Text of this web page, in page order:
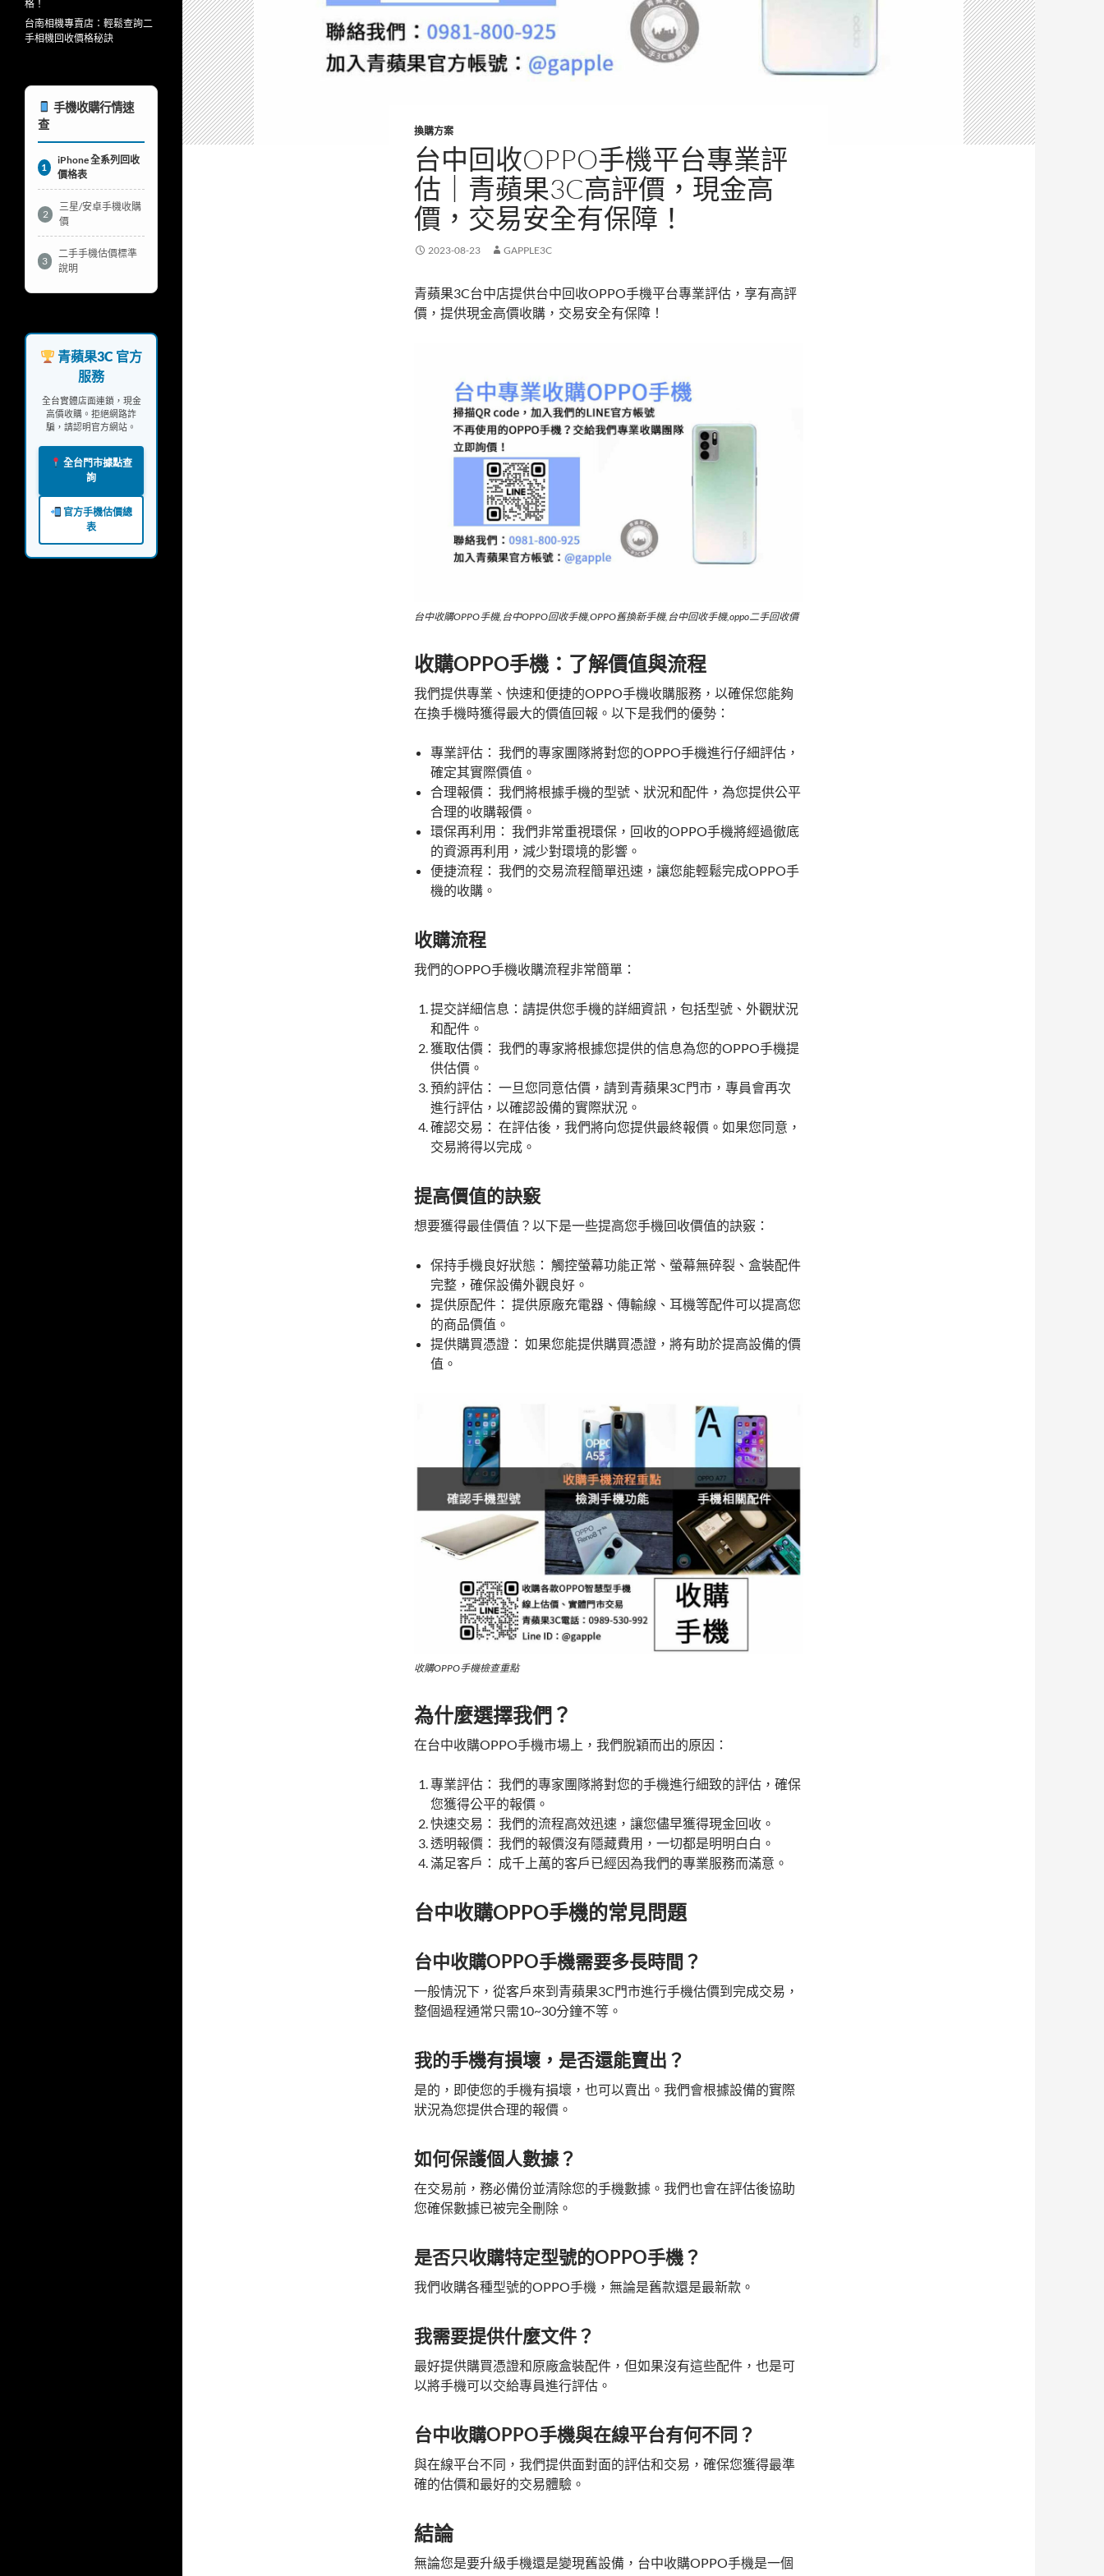
換購方案
台中回收OPPO手機平台專業評
估｜青蘋果3C高評價，現金高
價，交易安全有保障！
2023-08-23 GAPPLE3C
青蘋果3C台中店提供台中回收OPPO手機平台專業評估，享有高評
價，提供現金高價收購，交易安全有保障！
台中收購OPPO手機,台中OPPO回收手機,OPPO舊換新手機,台中回收手機,oppo二手回收價
收購OPPO手機：了解價值與流程
我們提供專業、快速和便捷的OPPO手機收購服務，以確保您能夠
在換手機時獲得最大的價值回報。以下是我們的優勢：
專業評估： 我們的專家團隊將對您的OPPO手機進行仔細評估，
確定其實際價值。
合理報價： 我們將根據手機的型號、狀況和配件，為您提供公平
合理的收購報價。
環保再利用： 我們非常重視環保，回收的OPPO手機將經過徹底
的資源再利用，減少對環境的影響。
便捷流程： 我們的交易流程簡單迅速，讓您能輕鬆完成OPPO手
機的收購。
收購流程
我們的OPPO手機收購流程非常簡單：
提交詳細信息：請提供您手機的詳細資訊，包括型號、外觀狀況
和配件。
獲取估價： 我們的專家將根據您提供的信息為您的OPPO手機提
供估價。
預約評估： 一旦您同意估價，請到青蘋果3C門市，專員會再次
進行評估，以確認設備的實際狀況。
確認交易： 在評估後，我們將向您提供最終報價。如果您同意，
交易將得以完成。
提高價值的訣竅
想要獲得最佳價值？以下是一些提高您手機回收價值的訣竅：
保持手機良好狀態： 觸控螢幕功能正常、螢幕無碎裂、盒裝配件
完整，確保設備外觀良好。
提供原配件： 提供原廠充電器、傳輸線、耳機等配件可以提高您
的商品價值。
提供購買憑證： 如果您能提供購買憑證，將有助於提高設備的價
值。
收購OPPO手機檢查重點
為什麼選擇我們？
在台中收購OPPO手機市場上，我們脫穎而出的原因：
專業評估： 我們的專家團隊將對您的手機進行細致的評估，確保
您獲得公平的報價。
快速交易： 我們的流程高效迅速，讓您儘早獲得現金回收。
透明報價： 我們的報價沒有隱藏費用，一切都是明明白白。
滿足客戶： 成千上萬的客戶已經因為我們的專業服務而滿意。
台中收購OPPO手機的常見問題
台中收購OPPO手機需要多長時間？
一般情況下，從客戶來到青蘋果3C門市進行手機估價到完成交易，
整個過程通常只需10~30分鐘不等。
我的手機有損壞，是否還能賣出？
是的，即使您的手機有損壞，也可以賣出。我們會根據設備的實際
狀況為您提供合理的報價。
如何保護個人數據？
在交易前，務必備份並清除您的手機數據。我們也會在評估後協助
您確保數據已被完全刪除。
是否只收購特定型號的OPPO手機？
我們收購各種型號的OPPO手機，無論是舊款還是最新款。
我需要提供什麼文件？
最好提供購買憑證和原廠盒裝配件，但如果沒有這些配件，也是可
以將手機可以交給專員進行評估。
台中收購OPPO手機與在線平台有何不同？
與在線平台不同，我們提供面對面的評估和交易，確保您獲得最準
確的估價和最好的交易體驗。
結論
無論您是要升級手機還是變現舊設備，台中收購OPPO手機是一個
格！
台南相機專賣店：輕鬆查詢二
手相機回收價格秘訣
手機收購行情速
查
1
iPhone 全系列回收
價格表
2
三星/安卓手機收購
價
3
二手手機估價標準
說明
青蘋果3C 官方
服務
全台實體店面連鎖，現金
高價收購。拒絕網路詐
騙，請認明官方網站。
全台門市據點查
詢
官方手機估價總
表